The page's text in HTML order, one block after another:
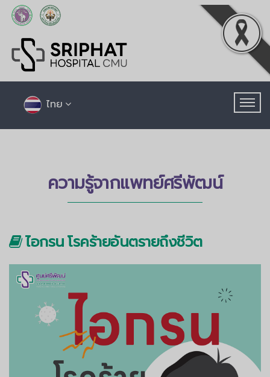
ไทย
ความรู้จากแพทย์ศรีพัฒน์
ไอกรน โรคร้ายอันตรายถึงชีวิต